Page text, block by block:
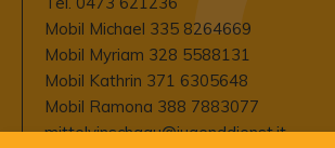
Mobil Michael 335 8264669
Mobil Myriam 328 5588131
Mobil Kathrin 371 6305648
Mobil Ramona 388 7883077
mittelvinschgau@jugenddienst.it